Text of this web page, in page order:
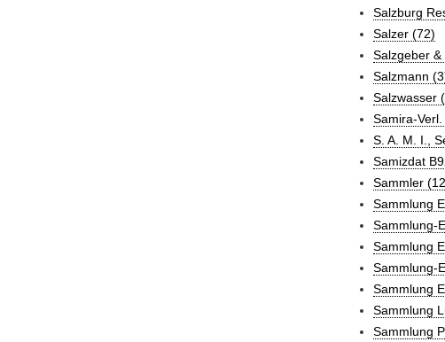
Salzburg
Salzer (72)
Salzgeber
Salzmann
Salzwasser
Samira-Verl.
S. A. M. I.,
Samizdat
Sammler
Sammlung
Sammlung-
Sammlung
Sammlung-
Sammlung
Sammlung
Sammlung